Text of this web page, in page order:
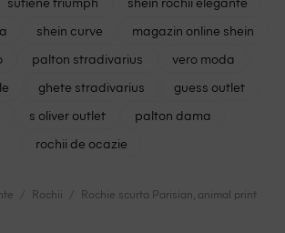
shein curve
magazin online shein
palton stradivarius
vero moda
ghete stradivarius
guess outlet
s oliver outlet
palton dama
rochii de ocazie
Rochii Rochie scurta Parisian, animal print